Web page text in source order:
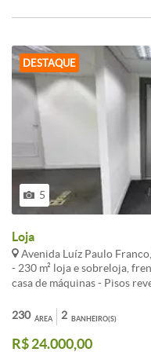
do Norte, Avenida Professor
DESTAQUE
5
Loja
Avenida Luíz Paulo
- 230 m² loja e sobreloja,
casa de máquinas - Pisos
Banheiros completos com
Rede de dados completa já
Loja c/sobreloja especial na
ÁREA
230 BANHEIRO(S)
2
R$ 24.000,00